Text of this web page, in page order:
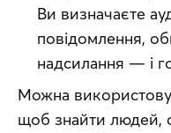
Ви визначаєте
повідомлення,
надсилання — і
Можна
щоб знайти людей,